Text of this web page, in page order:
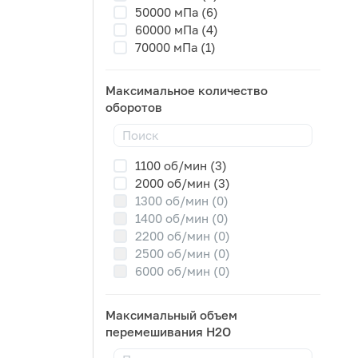
50000 мПа (6)
60000 мПа (4)
70000 мПа (1)
Максимальное количество
оборотов
1100 об/мин (3)
2000 об/мин (3)
1300 об/мин (0)
1400 об/мин (0)
2200 об/мин (0)
2500 об/мин (0)
6000 об/мин (0)
Максимальный объем
перемешивания H2O